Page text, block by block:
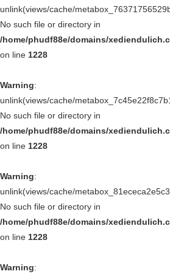
unlink(views/cache/
No such file or directory in
/home/phudf88e/domains/
on line 1228
Warning:
unlink(views/cache/
No such file or directory in
/home/phudf88e/domains/
on line 1228
Warning:
unlink(views/cache/
No such file or directory in
/home/phudf88e/domains/
on line 1228
Warning: